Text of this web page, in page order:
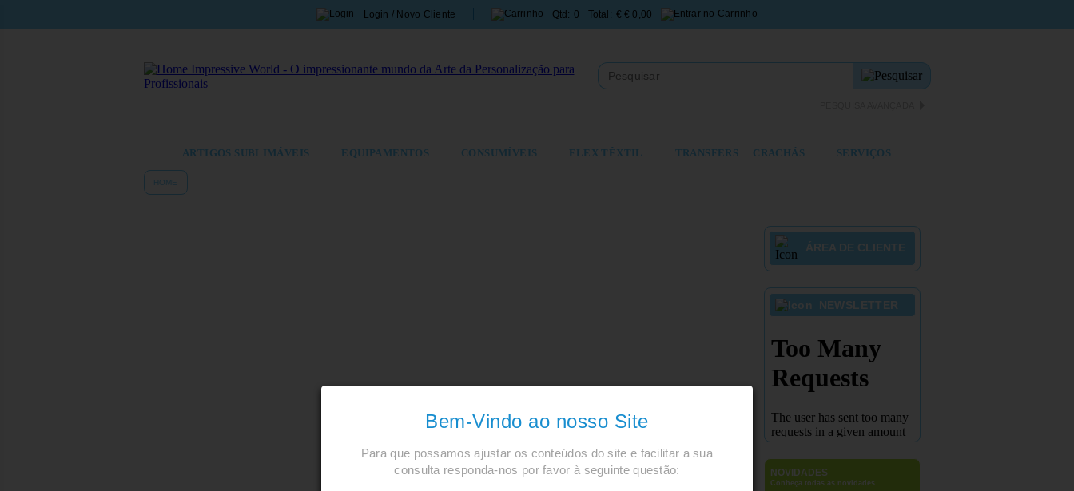
Bem-Vindo ao nosso Site
Para que possamos ajustar os conteúdos do site e facilitar a sua
consulta responda-nos por favor à seguinte questão:
Login / Novo Cliente Qtd: 0 Total: € € 0,00
ARTIGOS SUBLIMÁVEIS EQUIPAMENTOS CONSUMÍVEIS FLEX TÊXTIL TRANSFERS CRACHÁS SERVIÇOS
HOME
ÁREA DE CLIENTE
NEWSLETTER
NOVIDADES
Conheça todas as novidades